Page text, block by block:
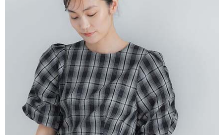
1.分期款項不併入電信帳單，「大哥付你分期」於每月結算日後寄送繳費提
2.透過簡訊連結打開帳單後，可選擇「超商條碼／台灣大直營門市／銀行轉
帳／街口支付／iPASS MONEY」等通路繳費。
【注意事項】
1.本服務係由「台灣大哥大股份有限公司」（以下簡稱本公司）所提供，讓
用戶於交易時，得透過本服務購買商品或服務，並由商店將買賣／分期付款
買賣價金債權讓與本公司後，依約使用本公司帳單繳交帳款。
2.基於同意付款使用「大哥付你分期」之契約關係目的，商店將以您的個人
資料（包含姓名、電話或地址）提供予台灣大哥大進項蒐集、處理及利用，
由本公司與您本人進行分期帳單所需資料之確認、核對及更正。
3.完整用戶服務條款，請詳閱以下連結：https://oppay.tw/userRule
【「AFTEE先享後付」結帳流程】
１．於結帳方式選擇「AFTEE先享後付」後，將跳轉至「AFTEE先享後付」
結帳頁面，進行簡訊認證並確認金額後，即可完成結帳。
２．訂單成立數日內，您將收到繳費通知簡訊。
３．收到繳費通知簡訊後14天內，點擊此簡訊中的連結，可透過四大超商／
ATM／網路銀行／等多元方式進行付款，方視為交易完成。
※ 請注意：結帳手續完成當下不需立刻繳費，但若您需要取消訂單，請聯絡
購買商品的店家。未經商家同意取消之訂單仍視為有效，需透過AFTEE先享
後付繳納相關費用。
※ 交易是否成功請以「AFTEE先享後付 」之結帳頁面顯示為準，若有關於
是否繳費成功／繳費後需取消欲退款等相關疑問，請聯繫「AFTEE先享後付
客戶支援中心」 https://netprotections.freshdesk.com/support/home
【注意事項】
每筆NT$60，滿NT$388(含以上)免運費
每筆NT$60，滿NT$388(含以上)免運費
萊爾富取貨付款
每筆NT$60，滿NT$888(含以上)免運費
萊爾富純取貨
每筆NT$60，滿NT$888(含以上)免運費
7-11取貨付款